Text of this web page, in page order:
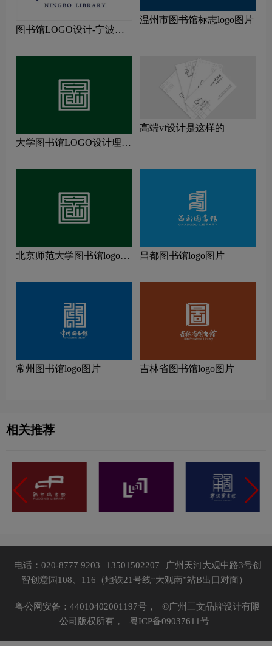
图书馆LOGO设计-宁波市
温州市图书馆标志logo图片
大学图书馆LOGO设计理念
高端vi设计是这样的
北京师范大学图书馆logo图
昌都图书馆logo图片
常州图书馆logo图片 吉林省图书馆logo图片
相关推荐
电话：020-8777 9203 13501502207
广州天河大观中路3号创
智创意园108、116（地铁21号线“大观南”站B出口对面）
粤公网安备：44010402001197号，
©广州三文品牌设计有限
公司版权所有，
粤ICP备09037611号